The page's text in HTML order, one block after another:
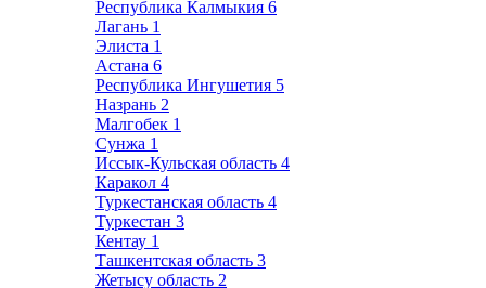
Республика Калмыкия 6
Лагань 1
Элиста 1
Астана 6
Республика Ингушетия 5
Назрань 2
Малгобек 1
Сунжа 1
Иссык-Кульская область 4
Каракол 4
Туркестанская область 4
Туркестан 3
Кентау 1
Ташкентская область 3
Жетысу область 2